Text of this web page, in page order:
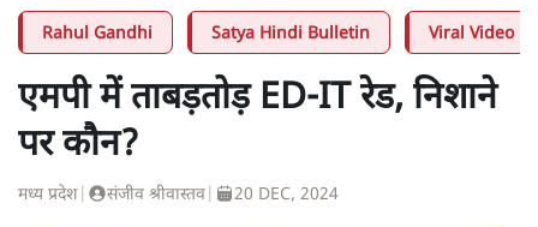
Rahul Gandhi Satya Hindi Bulletin Viral Video
एमपी में ताबड़तोड़ ED-IT रेड, निशाने
पर कौन?
मध्य प्रदेश संजीव श्रीवास्तव 20 DEC, 2024